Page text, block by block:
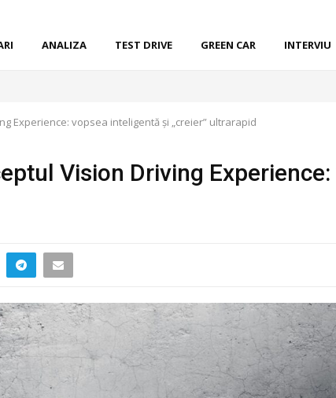
ANALIZA TEST DRIVE GREEN CAR INTERVIU
Experience: vopsea inteligentă și „creier” ultrarapid
Vision Driving